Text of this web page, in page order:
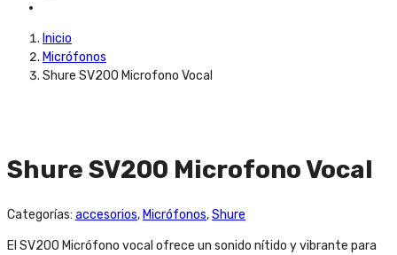
Inicio
Micrófonos
Shure SV200 Microfono Vocal
Shure SV200 Microfono Vocal
Categorías: accesorios, Micrófonos,Shure
El SV200 Micrófono vocal ofrece un sonido nítido y vibrante para